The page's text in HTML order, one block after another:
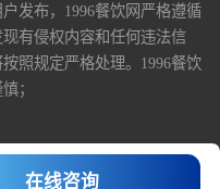
在线咨询
发布，1996餐饮网严格遵循
有侵权内容和任何违法信
照规定严格处理。1996餐饮
；